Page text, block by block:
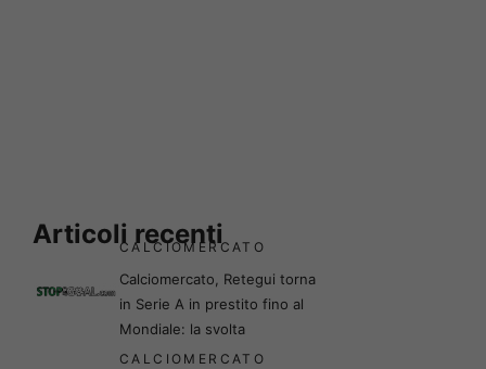
Articoli recenti
CALCIOMERCATO
Calciomercato, Retegui torna
in Serie A in prestito fino al
Mondiale: la svolta
CALCIOMERCATO